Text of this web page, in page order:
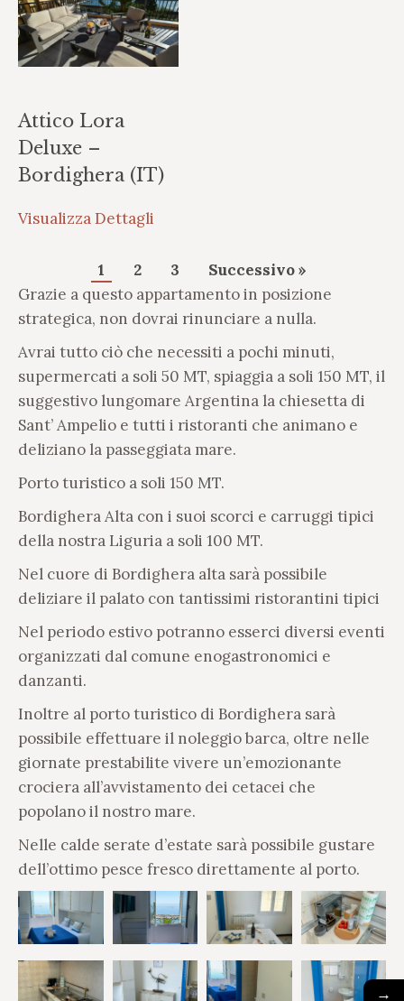
Attico Lora
Deluxe –
Bordighera (IT)
Visualizza Dettagli
1 2 3
Successivo »
Grazie a questo appartamento in posizione
strategica, non dovrai rinunciare a nulla.
Avrai tutto ciò che necessiti a pochi minuti,
supermercati a soli 50 MT, spiaggia a soli 150 MT, il
suggestivo lungomare Argentina la chiesetta di
Sant’ Ampelio e tutti i ristoranti che animano e
deliziano la passeggiata mare.
Porto turistico a soli 150 MT.
Bordighera Alta con i suoi scorci e carruggi tipici
della nostra Liguria a soli 100 MT.
Nel cuore di Bordighera alta sarà possibile
deliziare il palato con tantissimi ristorantini tipici
Nel periodo estivo potranno esserci diversi eventi
organizzati dal comune enogastronomici e
danzanti.
Inoltre al porto turistico di Bordighera sarà
possibile effettuare il noleggio barca, oltre nelle
giornate prestabilite vivere un’emozionante
crociera all’avvistamento dei cetacei che
popolano il nostro mare.
Nelle calde serate d’estate sarà possibile gustare
dell’ottimo pesce fresco direttamente al porto.
→